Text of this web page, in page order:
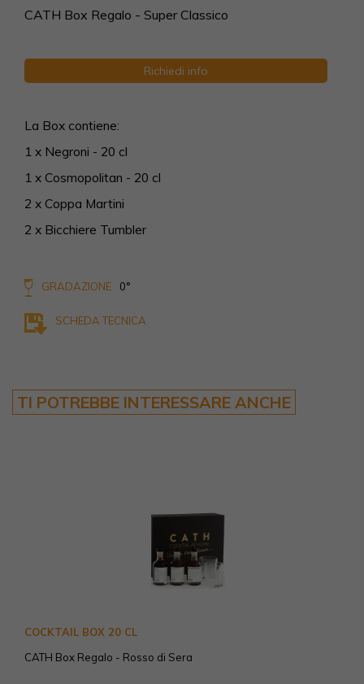
CATH Box Regalo - Super Classico
Richiedi info
La Box contiene:
1 x Negroni - 20 cl
1 x Cosmopolitan - 20 cl
2 x Coppa Martini
2 x Bicchiere Tumbler
GRADAZIONE 0°
SCHEDA TECNICA
TI POTREBBE INTERESSARE ANCHE
COCKTAIL BOX 20 CL
CATH Box Regalo - Rosso di Sera